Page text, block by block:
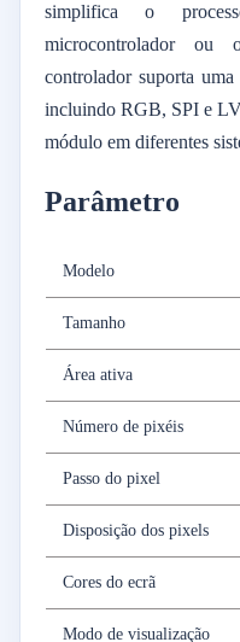
simplifica o
microcontrolador ou
controlador suporta
incluindo RGB, SPI e
módulo em diferentes
Parâmetro
Modelo
Tamanho
Área ativa
Número de pixéis
Passo do pixel
Disposição dos pixels
Cores do ecrã
Modo de visualização